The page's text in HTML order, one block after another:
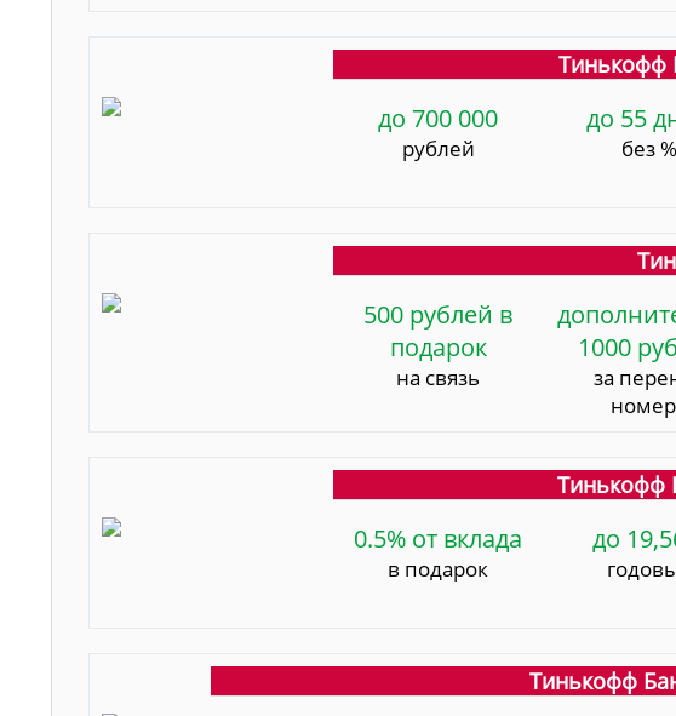
Тинькофф
до 700 000
рублей
до 55
без %
500 рублей в
подарок
на связь
1000
за
Тинькофф
0.5% от вклада
в подарок
до
Тинькофф